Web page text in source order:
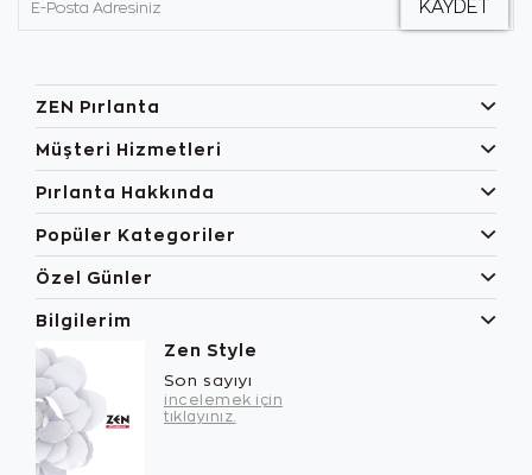
ZEN Pırlanta
Müşteri Hizmetleri
Pırlanta Hakkında
Popüler Kategoriler
Özel Günler
Bilgilerim
Zen Style
Son sayıyı
incelemek için
tıklayınız.